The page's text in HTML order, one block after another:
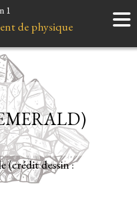
Accueil
Instruments
Liens et ressources
1
de physique
(crédit dessin :